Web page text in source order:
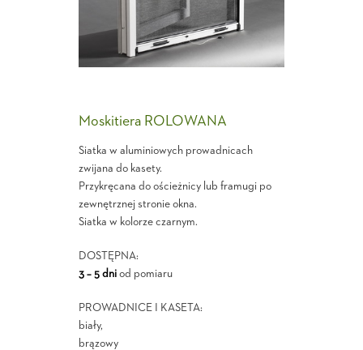
Moskitiera ROLOWANA
Siatka w aluminiowych prowadnicach
zwijana do kasety.
Przykręcana do ościeżnicy lub framugi po
zewnętrznej stronie okna.
Siatka w kolorze czarnym.
DOSTĘPNA:
3 – 5 dniod pomiaru
PROWADNICE I KASETA:
biały,
brązowy